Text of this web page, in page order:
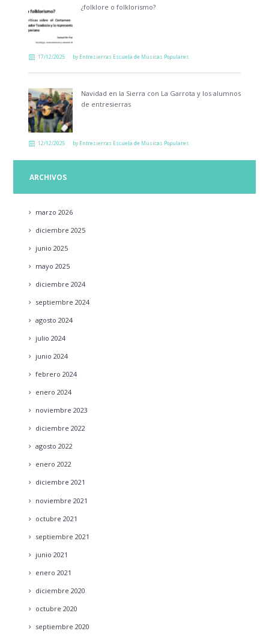
¿folklore o folklorismo?
17/12/2025 by Entresierras Escuela de Músicas Populares
Navidad en la Sierra con La Garrota y los alumnos
de entresierras
12/12/2025 by Entresierras Escuela de Músicas Populares
ARCHIVOS
marzo 2026
diciembre 2025
junio 2025
mayo 2025
diciembre 2024
septiembre 2024
agosto 2024
julio 2024
junio 2024
febrero 2024
enero 2024
noviembre 2023
diciembre 2022
agosto 2022
enero 2022
diciembre 2021
noviembre 2021
octubre 2021
septiembre 2021
junio 2021
enero 2021
diciembre 2020
octubre 2020
septiembre 2020